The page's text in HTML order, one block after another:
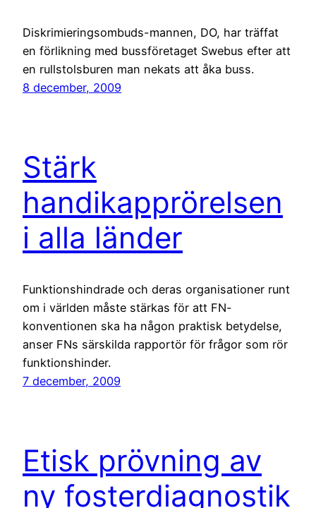
Diskrimieringsombuds-mannen, DO, har träffat
en förlikning med bussföretaget Swebus efter att
en rullstolsburen man nekats att åka buss.
8 december, 2009
Stärk
handikapprörelsen
i alla länder
Funktionshindrade och deras organisationer runt
om i världen måste stärkas för att FN-
konventionen ska ha någon praktisk betydelse,
anser FNs särskilda rapportör för frågor som rör
funktionshinder.
7 december, 2009
Etisk prövning av
ny fosterdiagnostik